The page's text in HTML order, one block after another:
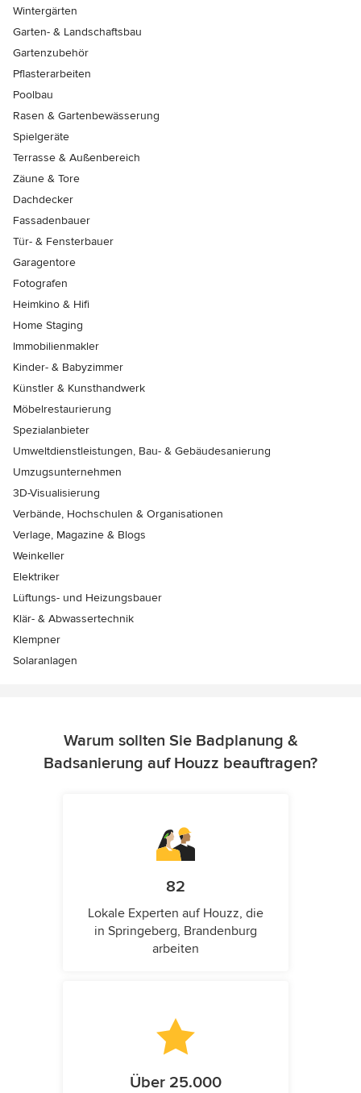
Wintergärten
Garten- & Landschaftsbau
Gartenzubehör
Pflasterarbeiten
Poolbau
Rasen & Gartenbewässerung
Spielgeräte
Terrasse & Außenbereich
Zäune & Tore
Dachdecker
Fassadenbauer
Tür- & Fensterbauer
Garagentore
Fotografen
Heimkino & Hifi
Home Staging
Immobilienmakler
Kinder- & Babyzimmer
Künstler & Kunsthandwerk
Möbelrestaurierung
Spezialanbieter
Umweltdienstleistungen, Bau- & Gebäudesanierung
Umzugsunternehmen
3D-Visualisierung
Verbände, Hochschulen & Organisationen
Verlage, Magazine & Blogs
Weinkeller
Elektriker
Lüftungs- und Heizungsbauer
Klär- & Abwassertechnik
Klempner
Solaranlagen
Warum sollten Sie Badplanung &
Badsanierung auf Houzz beauftragen?
82
Lokale Experten auf Houzz, die
in Springeberg, Brandenburg
arbeiten
Über 25.000